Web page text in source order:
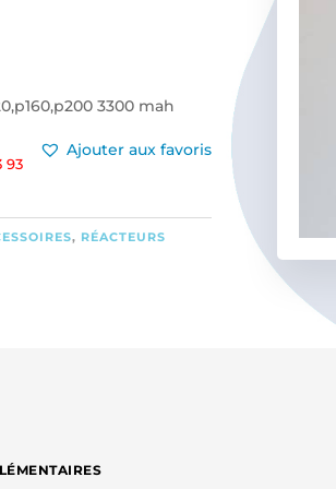
3300 mah
93
Ajouter aux favoris
, RÉACTEURS